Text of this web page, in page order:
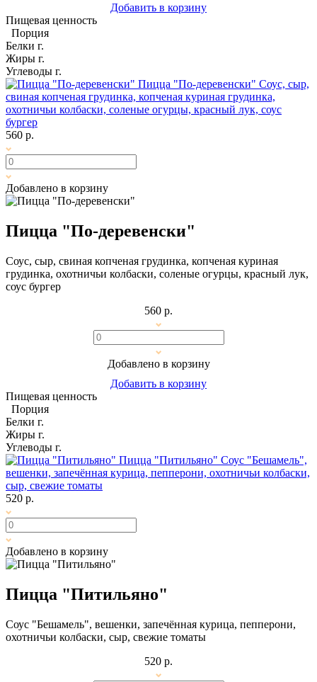
Добавить в корзину
Пищевая ценность
Порция
Белки г.
Жиры г.
Углеводы г.
Пицца "По-деревенски" Соус, сыр,
свиная копченая грудинка, копченая куриная грудинка,
охотничьи колбаски, соленые огурцы, красный лук, соус
бургер
560 р.
Добавлено в корзину
Пицца "По-деревенски"
Соус, сыр, свиная копченая грудинка, копченая куриная
грудинка, охотничьи колбаски, соленые огурцы, красный лук,
соус бургер
560 р.
Добавлено в корзину
Добавить в корзину
Пищевая ценность
Порция
Белки г.
Жиры г.
Углеводы г.
Пицца "Питильяно" Соус "Бешамель",
вешенки, запечённая курица, пепперони, охотничьи колбаски,
сыр, свежие томаты
520 р.
Добавлено в корзину
Пицца "Питильяно"
Соус "Бешамель", вешенки, запечённая курица, пепперони,
охотничьи колбаски, сыр, свежие томаты
520 р.